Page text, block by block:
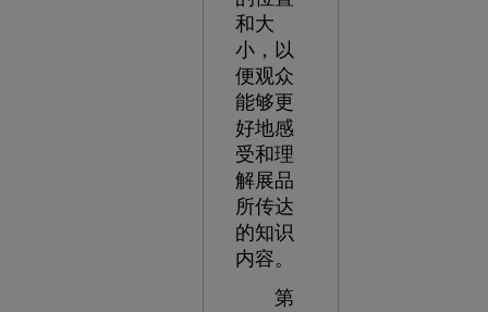
和大
小，以
便观众
能够更
好地感
受和理
解展品
所传达
的知识
内容。
第